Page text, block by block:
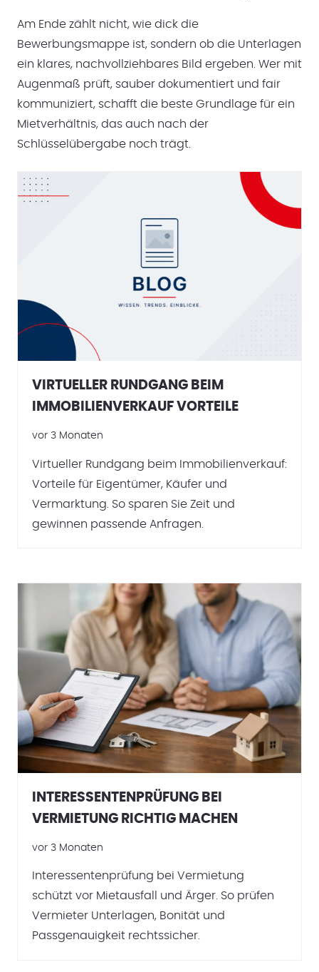
Am Ende zählt nicht, wie dick die
Bewerbungsmappe ist, sondern ob die Unterlagen
ein klares, nachvollziehbares Bild ergeben. Wer mit
Augenmaß prüft, sauber dokumentiert und fair
kommuniziert, schafft die beste Grundlage für ein
Mietverhältnis, das auch nach der
Schlüsselübergabe noch trägt.
VIRTUELLER RUNDGANG BEIM
IMMOBILIENVERKAUF VORTEILE
vor 3 Monaten
Virtueller Rundgang beim Immobilienverkauf:
Vorteile für Eigentümer, Käufer und
Vermarktung. So sparen Sie Zeit und
gewinnen passende Anfragen.
INTERESSENTENPRÜFUNG BEI
VERMIETUNG RICHTIG MACHEN
vor 3 Monaten
Interessentenprüfung bei Vermietung
schützt vor Mietausfall und Ärger. So prüfen
Vermieter Unterlagen, Bonität und
Passgenauigkeit rechtssicher.